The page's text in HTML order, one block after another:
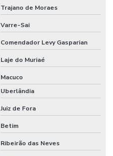
Trajano de Moraes
Varre-Sai
Comendador Levy Gasparian
Laje do Muriaé
Macuco
Uberlândia
Juiz de Fora
Betim
Ribeirão das Neves